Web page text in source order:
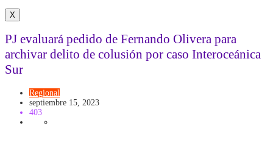
X
PJ evaluará pedido de Fernando Olivera para
archivar delito de colusión por caso Interoceánica
Sur
Regional
septiembre 15, 2023
403